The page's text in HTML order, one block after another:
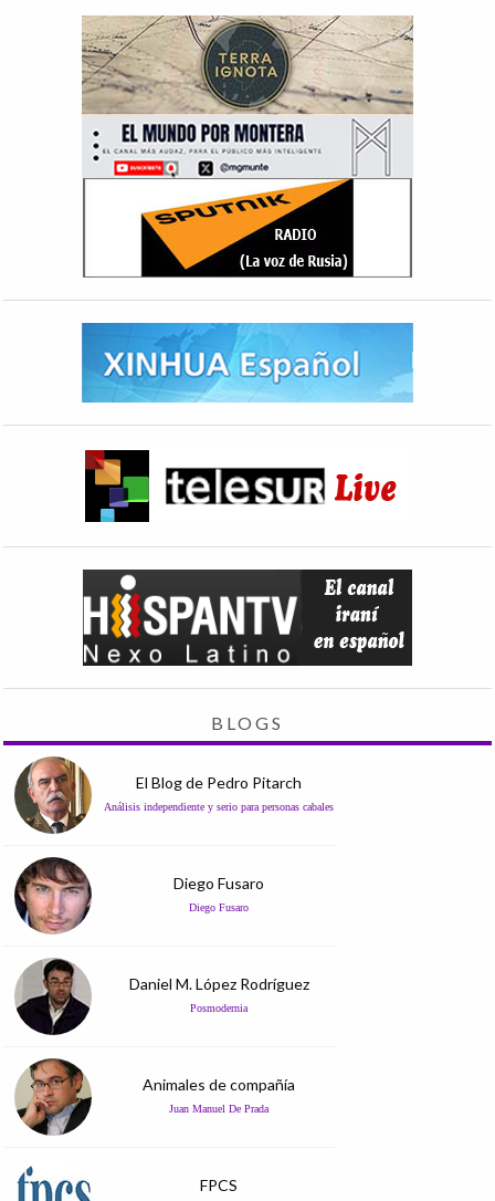
BLOGS
El Blog de Pedro Pitarch
Análisis independiente y serio para personas cabales
Diego Fusaro
Diego Fusaro
Daniel M. López Rodríguez
Posmodernia
Animales de compañía
Juan Manuel De Prada
FPCS